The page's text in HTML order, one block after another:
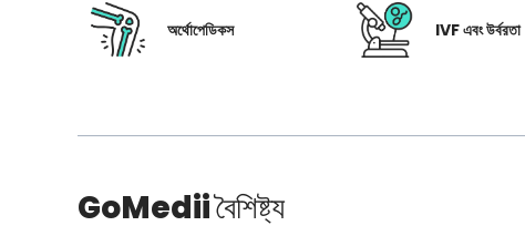
অর্থোপেডিকস IVF এবং উর্বরতা
GoMediiবৈশিষ্ট্য